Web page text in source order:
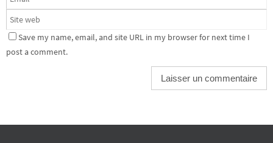
Save my name, email, and site URL in my browser for next time I
post a comment.